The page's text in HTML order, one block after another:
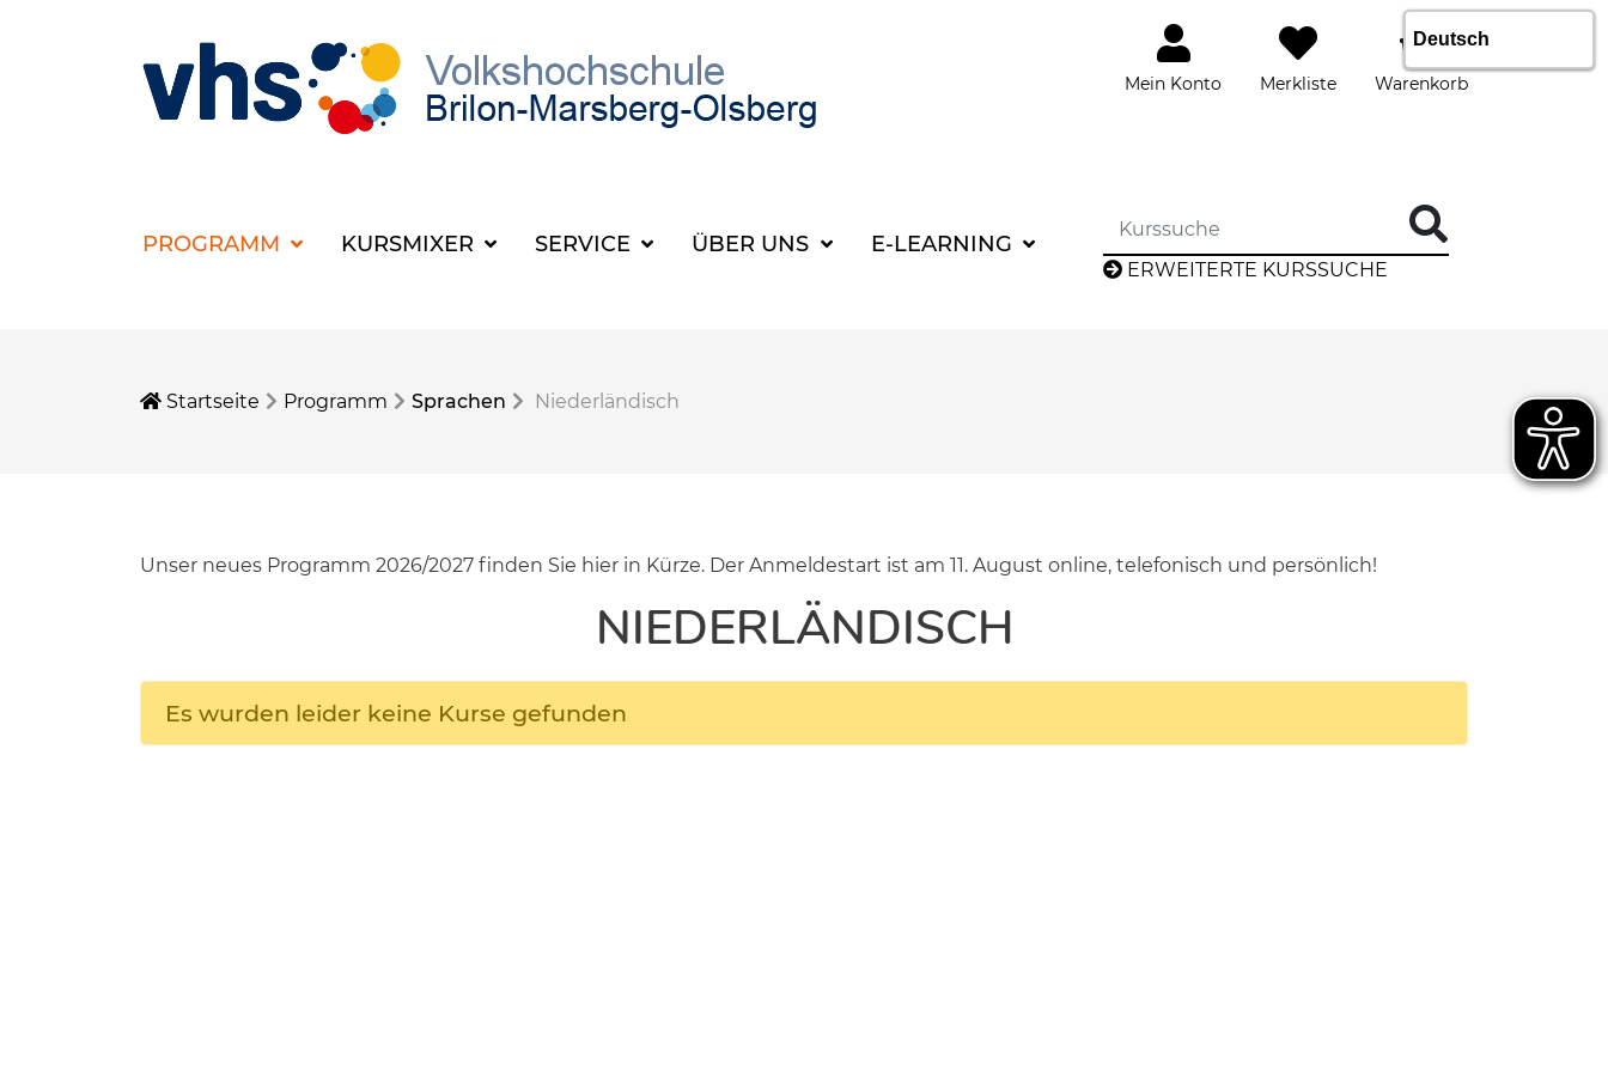
Mein Konto Merkliste Warenkorb
PROGRAMM KURSMIXER SERVICE ÜBER UNS E-LEARNING
ERWEITERTE KURSSUCHE
Startseite Programm Sprachen Niederländisch
Unser neues Programm 2026/2027 finden Sie hier in Kürze. Der Anmeldestart ist am 11. August online, telefonisch und persönlich!
NIEDERLÄNDISCH
Es wurden leider keine Kurse gefunden